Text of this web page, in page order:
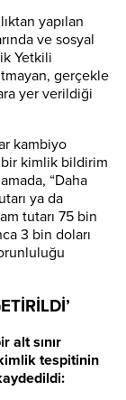
yapılan
ve sosyal
Yetkili
gerçekle
yer verildiği
kambiyo
bir kimlik bildirim
“Daha
ya da
tutarı 75 bin
3 bin doları
alt sınır
tespitinin